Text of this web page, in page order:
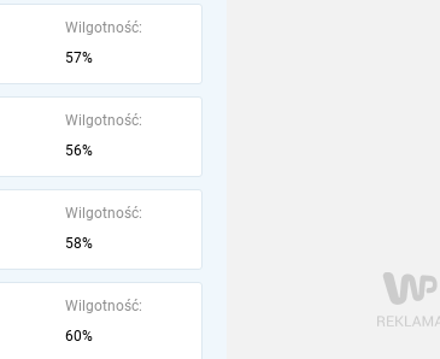
Wilgotność:
57%
Wilgotność:
56%
Wilgotność:
58%
Wilgotność:
60%